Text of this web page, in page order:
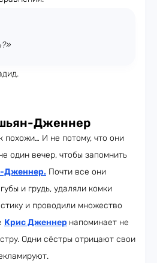
Дженнер
похожи… И не потому, что они
один вечер, чтобы запомнить
Дженнер. Почти все они
и грудь, удаляли комки
и проводили множество
Крис Дженнер напоминает не
Одни сёстры отрицают свои